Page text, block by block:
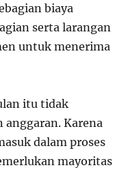
biaya
serta larangan
untuk menerima
itu tidak
Karena
dalam proses
mayoritas